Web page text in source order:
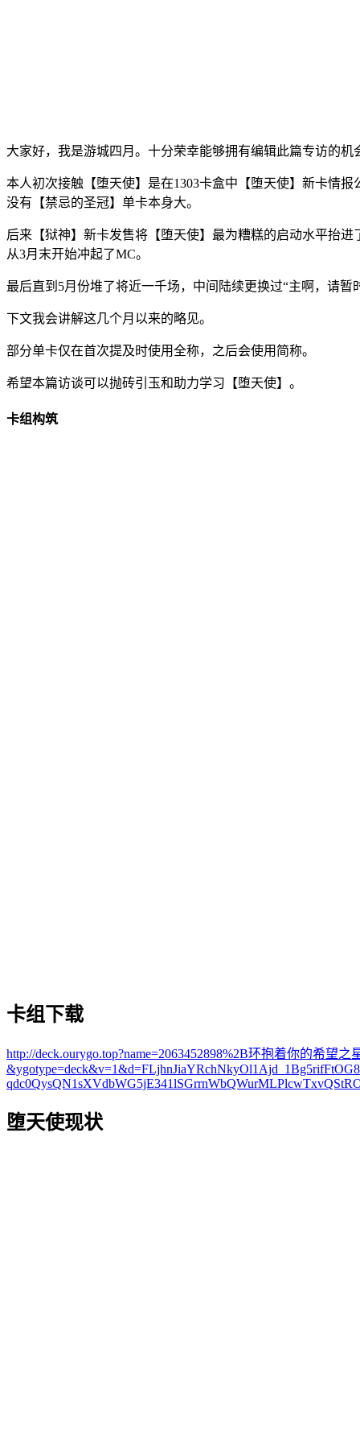
大家好，我是游城四月。十分荣幸能够拥有编辑此篇专访的机
本人初次接触【堕天使】是在1303卡盒中【堕天使】新卡情
没有【禁忌的圣冠】单卡本身大。
后来【狱神】新卡发售将【堕天使】最为糟糕的启动水平抬
从3月末开始冲起了MC。
最后直到5月份堆了将近一千场，中间陆续更换过“主啊，请
下文我会讲解这几个月以来的略见。
部分单卡仅在首次提及时使用全称，之后会使用简称。
希望本篇访谈可以抛砖引玉和助力学习【堕天使】。
卡组构筑
卡组下载
http://deck.ourygo.top?name=2063452898%2B环抱着你的希望之
堕天使现状